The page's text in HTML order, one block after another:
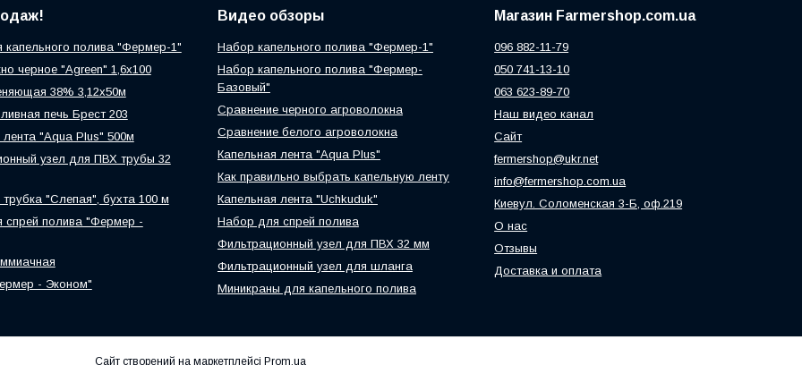
полива "Фермер-1"
черное "Agreen" 1,6х100
38% 3,12х50м
печь Брест 203
лента "Aqua Plus" 500м
узел для ПВХ трубы 32
трубка "Слепая", бухта 100 м
спрей полива "Фермер -
- Эконом"
Видео обзоры
Набор капельного полива "Фермер-1"
Набор капельного полива "Фермер-
Базовый"
Сравнение черного агроволокна
Сравнение белого агроволокна
Капельная лента "Aqua Plus"
Как правильно выбрать капельную ленту
Капельная лента "Uchkuduk"
Набор для спрей полива
Фильтрационный узел для ПВХ 32 мм
Фильтрационный узел для шланга
Миникраны для капельного полива
Магазин Farmershop.com.ua
096 882-11-79
050 741-13-10
063 623-89-70
Наш видео канал
Сайт
fermershop@ukr.net
info@fermershop.com.ua
Киевул. Соломенская 3-Б, оф.219
О нас
Отзывы
Доставка и оплата
Сайт створений на маркетплейсі Prom.ua